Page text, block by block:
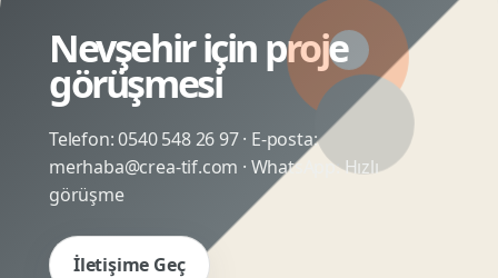
Nevşehir için proje
görüşmesi
Telefon:0540 548 26 97· E-posta:
merhaba@crea-tif.com · WhatsApp:Hızlı
görüşme
İletişime Geç